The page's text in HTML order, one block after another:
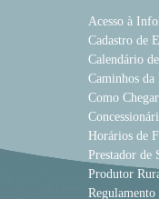
Acesso à
Cadastro de
Calendário
Caminhos da
Como Chegar
Horários de
Prestador de
Produtor